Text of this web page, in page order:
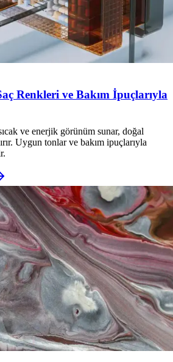
Renkleri ve Bakım İpuçlarıyla
ve enerjik görünüm sunar, doğal
Uygun tonlar ve bakım ipuçlarıyla